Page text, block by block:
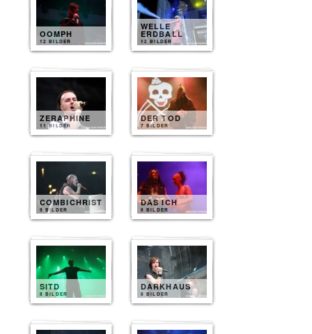
OOMPH
12 BILDER
WELLE
ERDBALL
12 BILDER
ZERAPHINE
11 BILDER
DER TOD
7 BILDER
COMBICHRIST
9 BILDER
DAS ICH
8 BILDER
SITD
8 BILDER
DARKHAUS
8 BILDER